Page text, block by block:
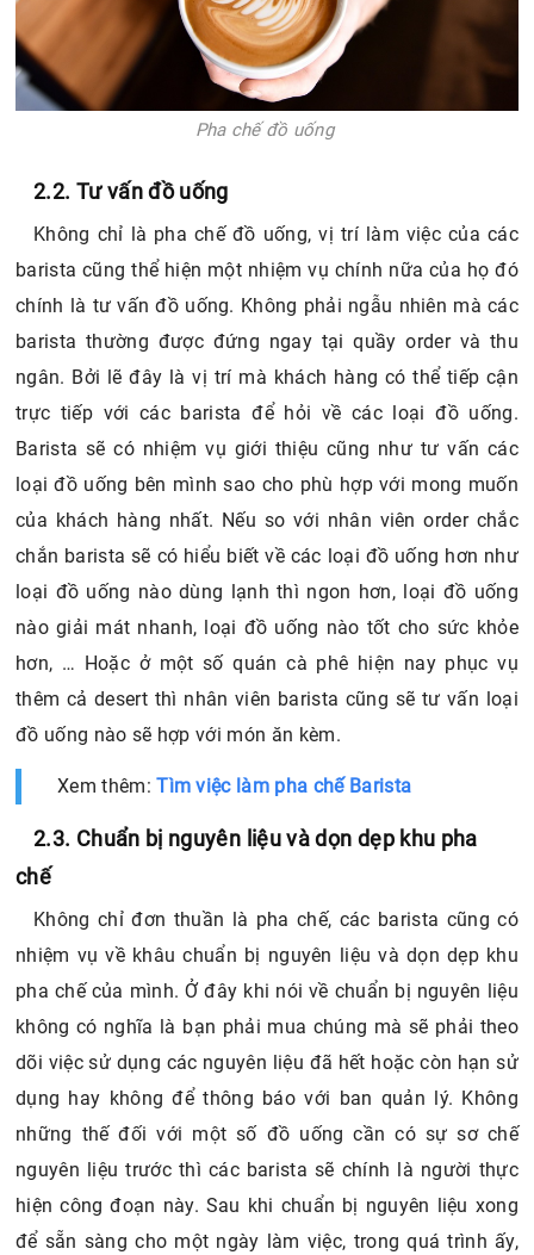
Pha chế đồ uống
2.2. Tư vấn đồ uống
Không chỉ là pha chế đồ uống, vị trí làm việc của các
barista cũng thể hiện một nhiệm vụ chính nữa của họ đó
chính là tư vấn đồ uống. Không phải ngẫu nhiên mà các
barista thường được đứng ngay tại quầy order và thu
ngân. Bởi lẽ đây là vị trí mà khách hàng có thể tiếp cận
trực tiếp với các barista để hỏi về các loại đồ uống.
Barista sẽ có nhiệm vụ giới thiệu cũng như tư vấn các
loại đồ uống bên mình sao cho phù hợp với mong muốn
của khách hàng nhất. Nếu so với nhân viên order chắc
chắn barista sẽ có hiểu biết về các loại đồ uống hơn như
loại đồ uống nào dùng lạnh thì ngon hơn, loại đồ uống
nào giải mát nhanh, loại đồ uống nào tốt cho sức khỏe
hơn, … Hoặc ở một số quán cà phê hiện nay phục vụ
thêm cả desert thì nhân viên barista cũng sẽ tư vấn loại
đồ uống nào sẽ hợp với món ăn kèm.
Xem thêm:Tìm việc làm pha chế Barista
2.3. Chuẩn bị nguyên liệu và dọn dẹp khu pha
chế
Không chỉ đơn thuần là pha chế, các barista cũng có
nhiệm vụ về khâu chuẩn bị nguyên liệu và dọn dẹp khu
pha chế của mình. Ở đây khi nói về chuẩn bị nguyên liệu
không có nghĩa là bạn phải mua chúng mà sẽ phải theo
dõi việc sử dụng các nguyên liệu đã hết hoặc còn hạn sử
dụng hay không để thông báo với ban quản lý. Không
những thế đối với một số đồ uống cần có sự sơ chế
nguyên liệu trước thì các barista sẽ chính là người thực
hiện công đoạn này. Sau khi chuẩn bị nguyên liệu xong
để sẵn sàng cho một ngày làm việc, trong quá trình ấy,